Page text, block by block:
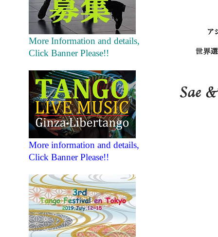
More Information and details,
Click Banner Please!!
More information and details,
Click Banner Please!!